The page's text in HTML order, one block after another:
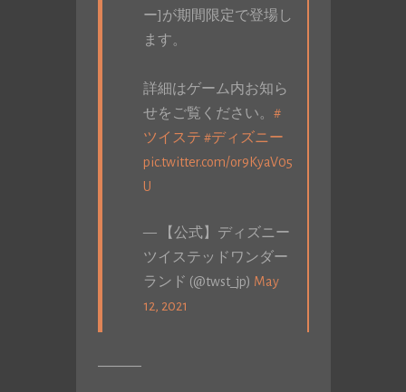
ー]が期間限定で登場し
ます。
詳細はゲーム内お知ら
せをご覧ください。 #
ツイステ #ディズニー
pic.twitter.com/or9KyaV05
U
— 【公式】ディズニー
ツイステッドワンダー
ランド (@twst_jp) May
12, 2021
―――